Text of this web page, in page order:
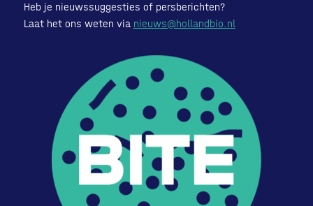
Heb je nieuwssuggesties of persberichten?
Laat het ons weten via nieuws@hollandbio.nl